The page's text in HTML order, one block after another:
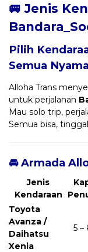
🚐 Jenis
Pilih
Semua
Alloha Trans
untuk perjalanan
Mau solo trip,
Semua bisa,
🚘 Armada
Jenis
Kendaraan
Toyota
Avanza /
Daihatsu
Xenia
5 –